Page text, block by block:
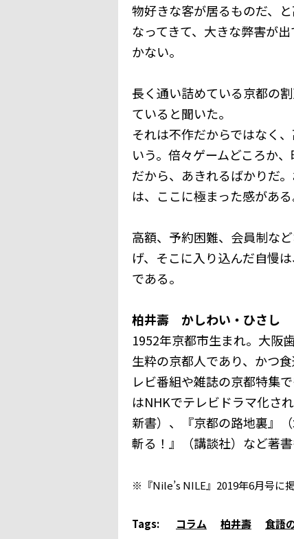
物好きな客が居るものだ、
なってきて、大きな弊害が
かない。
長く通い詰めている京都の
ていると聞いた。
それは不作だからではなく
いう。倍々ゲームどころか
だから、あきれるばかりだ
は、ここに極まった感がある
高額、予約困難、会員制な
げ、そこに入り込んだ自慢
である。
柏井壽 かしわい・ひさし
1952年京都市生まれ。大阪
生粋の京都人であり、かつ
レビ番組や雑誌の京都特集
はNHKでテレビドラマ化さ
新書）、『京都の路地裏』
斬る！』（講談社）など著書
※『Nile’s NILE』2019年6月号に
Tags: コラム 柏井壽 食語